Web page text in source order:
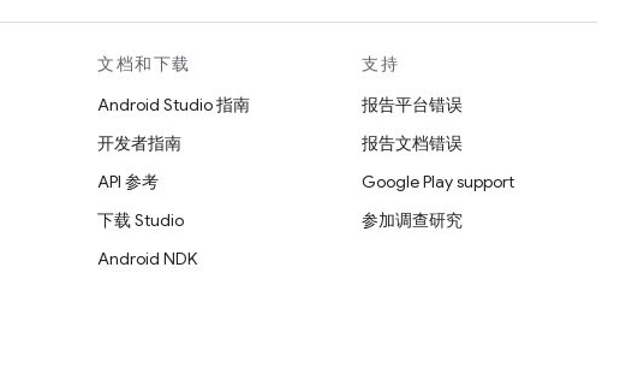
文档和下载
Android Studio 指南
开发者指南
API 参考
下载 Studio
Android NDK
支持
报告平台错误
报告文档错误
Google Play support
参加调查研究